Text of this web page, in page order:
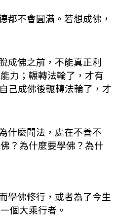
不會圓滿。若想成佛，
成佛之前，不能真正利
力；輾轉法輪了，才有
己成佛後輾轉法輪了，才
什麼聞法，處在不善不
？為什麼要學佛？為什
學佛修行，或者為了今生
個大乘行者。